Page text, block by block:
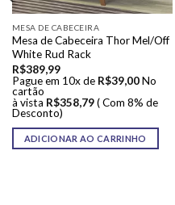
MESA DE CABECEIRA
Mesa de Cabeceira Thor Mel/Off
White Rud Rack
R$389,99
Pague em 10x de R$39,00 No
cartão
à vista R$358,79 ( Com 8% de
Desconto)
ADICIONAR AO CARRINHO